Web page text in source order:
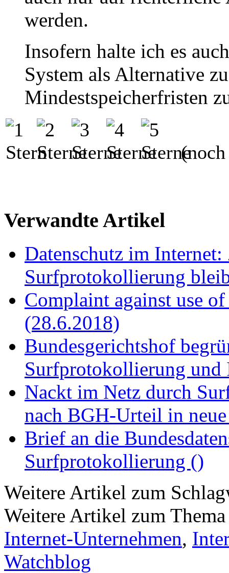
werden.
Insofern halte ich es
System als Alternative
Mindestspeicherfristen
(noch
Verwandte Artikel
Datenschutz im
Surfprotokollierung
Complaint against use
(28.6.2018)
Bundesgerichtshof
Surfprotokollierung und
Nackt im Netz durch
nach BGH-Urteil in
Brief an die
Surfprotokollierung ()
Weitere Artikel zum
Weitere Artikel zum
Internet-Unternehmen,
Watchblog